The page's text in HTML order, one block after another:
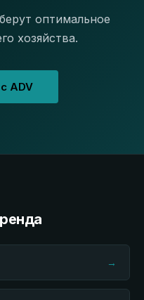
оптимальное
хозяйства.
ADV
→